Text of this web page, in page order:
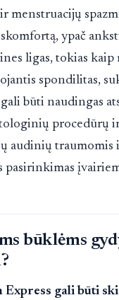
menstruacijų
ypač
ligas, tokias
spondilitas,
būti naudingas
procedūrų
audinių traumomis
pasirinkimas
būklėms
Express gali būti